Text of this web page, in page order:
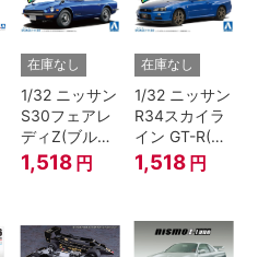
在庫なし
1/32 ニッサン
S30フェアレ
ディZ(ブルー
メタリック)
1,518 円
在庫なし
1/32 ニッサン
R34スカイラ
イン GT-R(ベ
イサイドブル
ー)
1,518 円